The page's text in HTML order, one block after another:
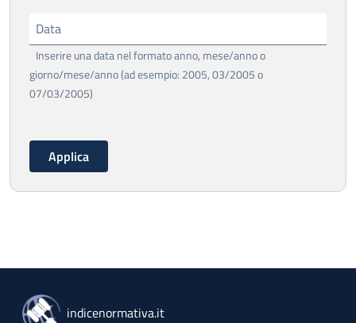
Data
Inserire una data nel formato anno, mese/anno o
giorno/mese/anno (ad esempio: 2005, 03/2005 o
07/03/2005)
indicenormativa.it